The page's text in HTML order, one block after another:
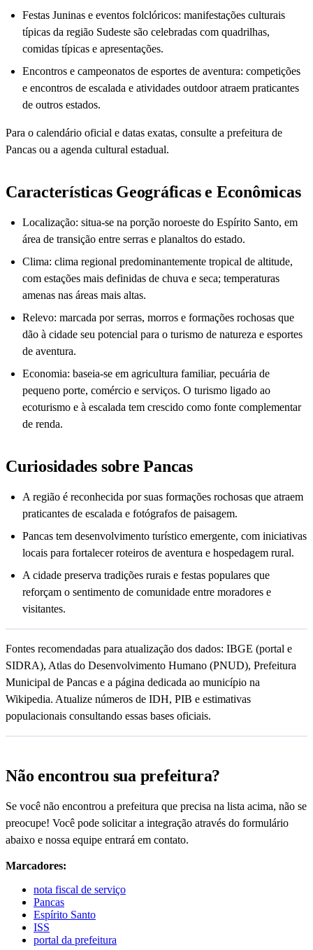
Festas Juninas e eventos folclóricos: manifestações culturais
típicas da região Sudeste são celebradas com quadrilhas,
comidas típicas e apresentações.
Encontros e campeonatos de esportes de aventura: competições
e encontros de escalada e atividades outdoor atraem praticantes
de outros estados.
Para o calendário oficial e datas exatas, consulte a prefeitura de
Pancas ou a agenda cultural estadual.
Características Geográficas e Econômicas
Localização: situa-se na porção noroeste do Espírito Santo, em
área de transição entre serras e planaltos do estado.
Clima: clima regional predominantemente tropical de altitude,
com estações mais definidas de chuva e seca; temperaturas
amenas nas áreas mais altas.
Relevo: marcada por serras, morros e formações rochosas que
dão à cidade seu potencial para o turismo de natureza e esportes
de aventura.
Economia: baseia-se em agricultura familiar, pecuária de
pequeno porte, comércio e serviços. O turismo ligado ao
ecoturismo e à escalada tem crescido como fonte complementar
de renda.
Curiosidades sobre Pancas
A região é reconhecida por suas formações rochosas que atraem
praticantes de escalada e fotógrafos de paisagem.
Pancas tem desenvolvimento turístico emergente, com iniciativas
locais para fortalecer roteiros de aventura e hospedagem rural.
A cidade preserva tradições rurais e festas populares que
reforçam o sentimento de comunidade entre moradores e
visitantes.
Fontes recomendadas para atualização dos dados: IBGE (portal e
SIDRA), Atlas do Desenvolvimento Humano (PNUD), Prefeitura
Municipal de Pancas e a página dedicada ao município na
Wikipedia. Atualize números de IDH, PIB e estimativas
populacionais consultando essas bases oficiais.
Não encontrou sua prefeitura?
Se você não encontrou a prefeitura que precisa na lista acima, não se
preocupe! Você pode solicitar a integração através do formulário
abaixo e nossa equipe entrará em contato.
Marcadores:
nota fiscal de serviço
Pancas
Espírito Santo
ISS
portal da prefeitura